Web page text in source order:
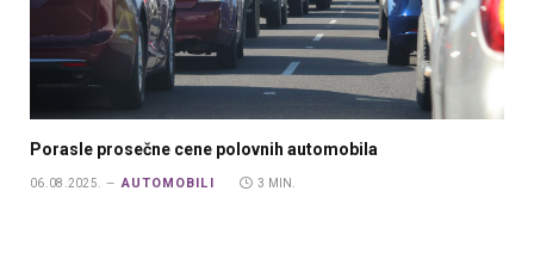
Porasle prosečne cene polovnih automobila
06.08.2025. AUTOMOBILI 3 MIN.